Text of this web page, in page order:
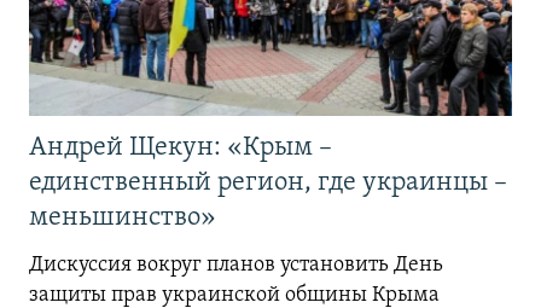
Андрей Щекун: «Крым –
единственный регион, где украинцы –
меньшинство»
Дискуссия вокруг планов установить День
защиты прав украинской общины Крыма